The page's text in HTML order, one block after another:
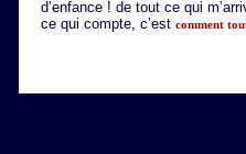
d’enfance ! de tout ce qui
ce qui compte, c’est comment